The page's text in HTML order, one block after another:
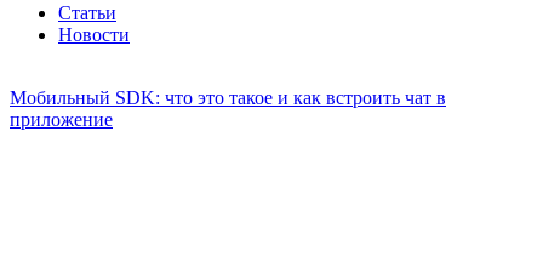
Статьи
Новости
Мобильный SDK: что это такое и как встроить чат в
приложение